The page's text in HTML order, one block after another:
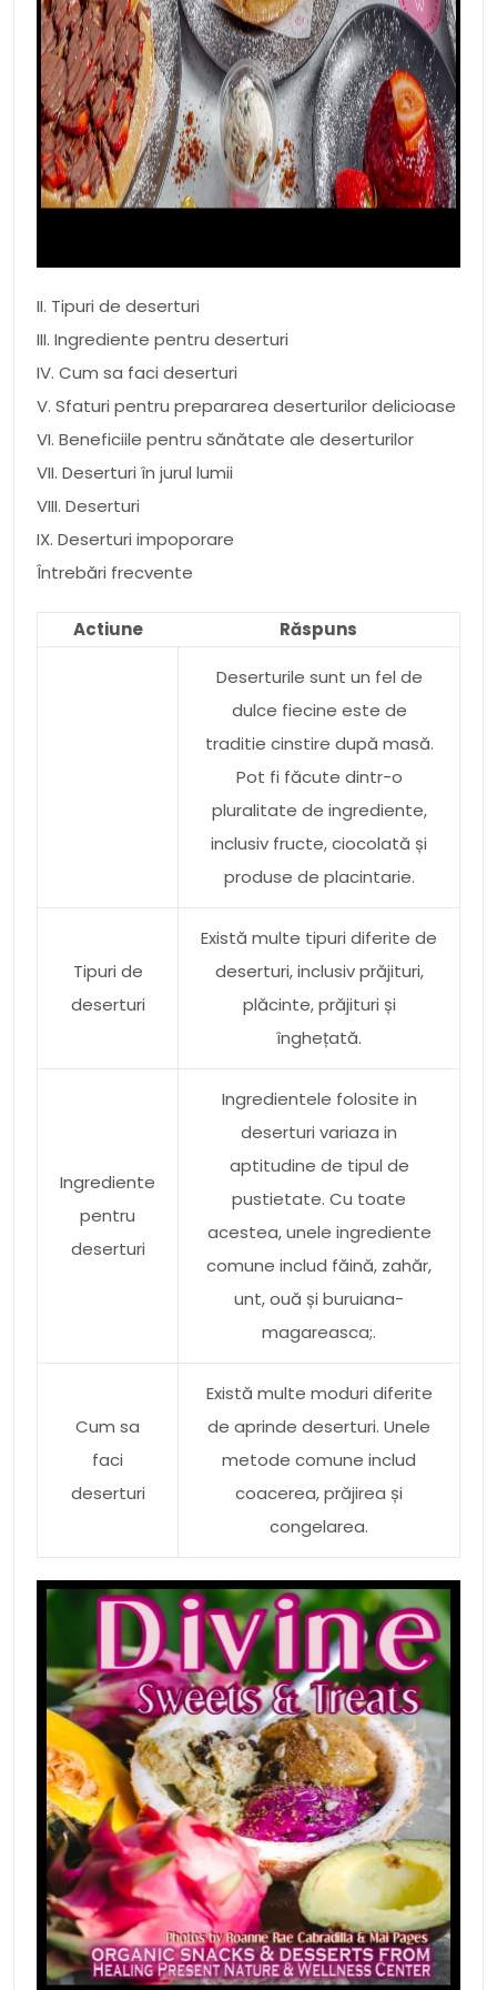
II. Tipuri de deserturi
III. Ingrediente pentru deserturi
IV. Cum sa faci deserturi
V. Sfaturi pentru prepararea deserturilor delicioase
VI. Beneficiile pentru sănătate ale deserturilor
VII. Deserturi în jurul lumii
VIII. Deserturi
IX. Deserturi impoporare
Întrebări frecvente
Actiune Răspuns
Deserturile sunt un fel de
dulce fiecine este de
traditie cinstire după masă.
Pot fi făcute dintr-o
pluralitate de ingrediente,
inclusiv fructe, ciocolată și
produse de placintarie.
Tipuri de
deserturi
Există multe tipuri diferite de
deserturi, inclusiv prăjituri,
plăcinte, prăjituri și
înghețată.
Ingrediente
pentru
deserturi
Ingredientele folosite in
deserturi variaza in
aptitudine de tipul de
pustietate. Cu toate
acestea, unele ingrediente
comune includ făină, zahăr,
unt, ouă și buruiana-
magareasca;.
Cum sa
faci
deserturi
Există multe moduri diferite
de aprinde deserturi. Unele
metode comune includ
coacerea, prăjirea și
congelarea.